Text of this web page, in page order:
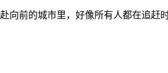
向前的城市里，好像所有人都在追